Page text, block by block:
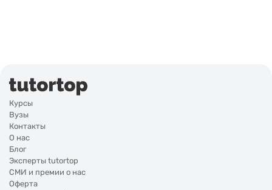
Курсы
Вузы
Контакты
О нас
Блог
Эксперты tutortop
СМИ и премии о нас
Оферта